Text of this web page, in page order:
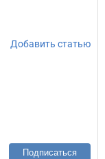
Добавить статью
Подписаться